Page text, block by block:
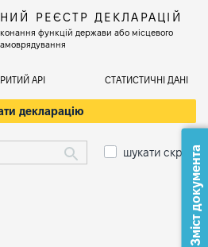
РЕЄСТР ДЕКЛАРАЦІЙ
функцій держави або місцевого
АРІ СТАТИСТИЧНІ ДАНІ
декларацію
шукати скрізьЗміст документа